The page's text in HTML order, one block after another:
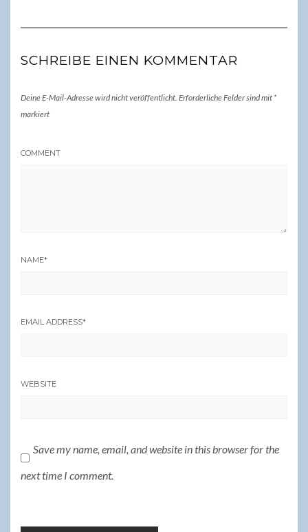
SCHREIBE EINEN KOMMENTAR
Deine E-Mail-Adresse wird nicht veröffentlicht. Erforderliche Felder sind mit *
markiert
COMMENT
NAME*
EMAIL ADDRESS*
WEBSITE
Save my name, email, and website in this browser for the
next time I comment.